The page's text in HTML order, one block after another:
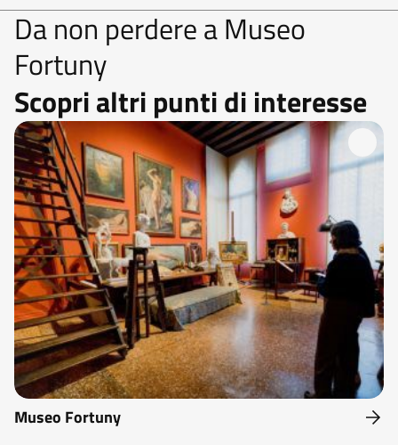
Da non perdere a Museo
Fortuny
Scopri altri punti di interesse
Museo Fortuny